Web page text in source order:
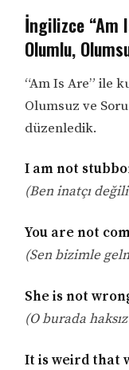
İngilizce “Am
Olumlu,
“Am Is Are” ile
Olumsuz ve
düzenledik.
I am not
(Ben inatçı
You are not
(Sen bizimle
She is not
(O burada
It is weird that